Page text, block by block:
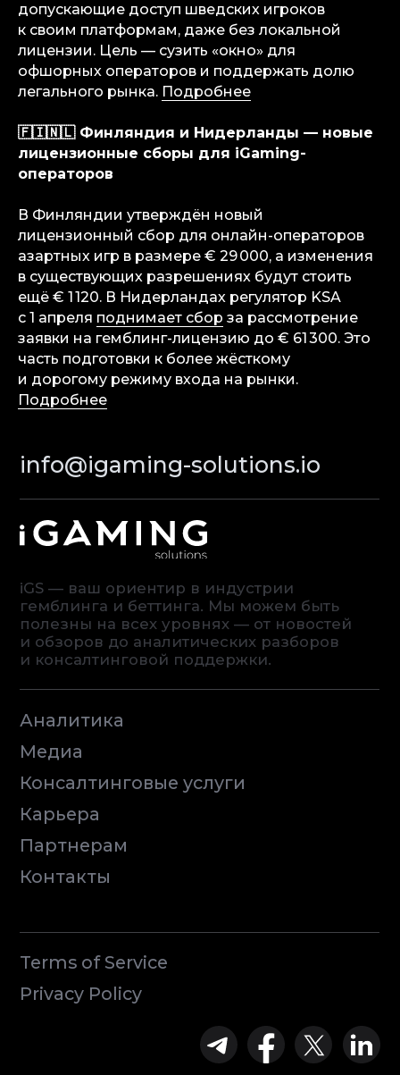
допускающие доступ шведских игроков
к своим платформам, даже без локальной
лицензии. Цель — сузить «окно» для
офшорных операторов и поддержать долю
легального рынка. Подробнее
🇫🇮🇳🇱 Финляндия и Нидерланды — новые
лицензионные сборы для iGaming-
операторов
В Финляндии утверждён новый
лицензионный сбор для онлайн-операторов
азартных игр в размере € 29 000, а изменения
в существующих разрешениях будут стоить
ещё € 1 120. В Нидерландах регулятор KSA
с 1 апреля поднимает сбор за рассмотрение
заявки на гемблинг-лицензию до € 61 300. Это
часть подготовки к более жёсткому
и дорогому режиму входа на рынки.
Подробнее
Аналитика
Консалтинговые услуги
Контакты
Privacy Policy
© iGaming Solutions, 2026
Карьера